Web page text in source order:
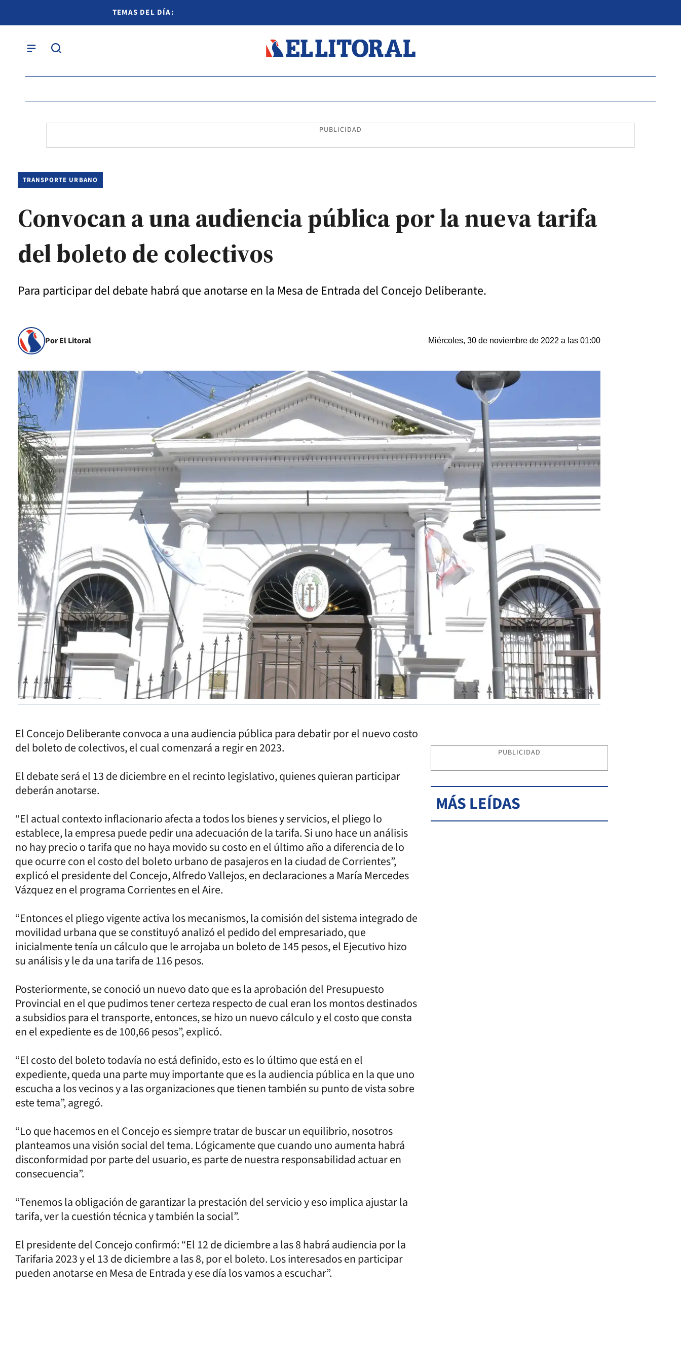
TEMAS DEL DÍA:
PUBLICIDAD
TRANSPORTE URBANO
Convocan a una audiencia pública por la nueva tarifa
del boleto de colectivos
Para participar del debate habrá que anotarse en la Mesa de Entrada del Concejo Deliberante.
Por El Litoral Miércoles, 30 de noviembre de 2022 a las 01:00
El Concejo Deliberante convoca a una audiencia pública para debatir por el nuevo costo
del boleto de colectivos, el cual comenzará a regir en 2023.
El debate será el 13 de diciembre en el recinto legislativo, quienes quieran participar
deberán anotarse.
“El actual contexto inflacionario afecta a todos los bienes y servicios, el pliego lo
establece, la empresa puede pedir una adecuación de la tarifa. Si uno hace un análisis
no hay precio o tarifa que no haya movido su costo en el último año a diferencia de lo
que ocurre con el costo del boleto urbano de pasajeros en la ciudad de Corrientes”,
explicó el presidente del Concejo, Alfredo Vallejos, en declaraciones a María Mercedes
Vázquez en el programa Corrientes en el Aire.
“Entonces el pliego vigente activa los mecanismos, la comisión del sistema integrado de
movilidad urbana que se constituyó analizó el pedido del empresariado, que
inicialmente tenía un cálculo que le arrojaba un boleto de 145 pesos, el Ejecutivo hizo
su análisis y le da una tarifa de 116 pesos.
Posteriormente, se conoció un nuevo dato que es la aprobación del Presupuesto
Provincial en el que pudimos tener certeza respecto de cual eran los montos destinados
a subsidios para el transporte, entonces, se hizo un nuevo cálculo y el costo que consta
en el expediente es de 100,66 pesos”, explicó.
“El costo del boleto todavía no está definido, esto es lo último que está en el
expediente, queda una parte muy importante que es la audiencia pública en la que uno
escucha a los vecinos y a las organizaciones que tienen también su punto de vista sobre
este tema”, agregó.
“Lo que hacemos en el Concejo es siempre tratar de buscar un equilibrio, nosotros
planteamos una visión social del tema. Lógicamente que cuando uno aumenta habrá
disconformidad por parte del usuario, es parte de nuestra responsabilidad actuar en
consecuencia”.
“Tenemos la obligación de garantizar la prestación del servicio y eso implica ajustar la
tarifa, ver la cuestión técnica y también la social”.
El presidente del Concejo confirmó: “El 12 de diciembre a las 8 habrá audiencia por la
Tarifaria 2023 y el 13 de diciembre a las 8, por el boleto. Los interesados en participar
pueden anotarse en Mesa de Entrada y ese día los vamos a escuchar”.
PUBLICIDAD
MÁS LEÍDAS